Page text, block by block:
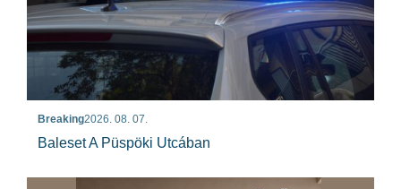
Breaking2026. 08. 07.
Baleset A Püspöki Utcában